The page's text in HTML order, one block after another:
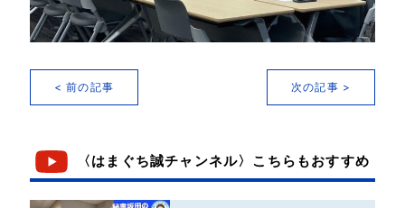
< 前の記事 次の記事 >
〈はまぐち誠チャンネル〉こちらもおすすめ